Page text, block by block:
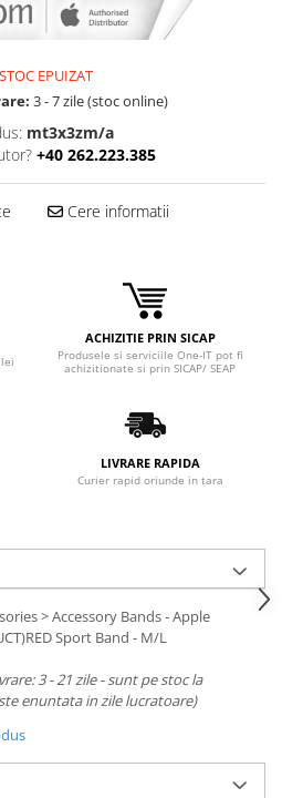
STOC EPUIZAT
3 - 7 zile (stoc online)
mt3x3zm/a
+40 262.223.385
Cere informatii
ACHIZITIE PRIN SICAP
Produsele si serviciile One-IT pot fi
achizitionate si prin SICAP/ SEAP
LIVRARE RAPIDA
Curier rapid oriunde in tara
> Accessory Bands - Apple
Sport Band - M/L
3 - 21 zile - sunt pe stoc la
enuntata in zile lucratoare)